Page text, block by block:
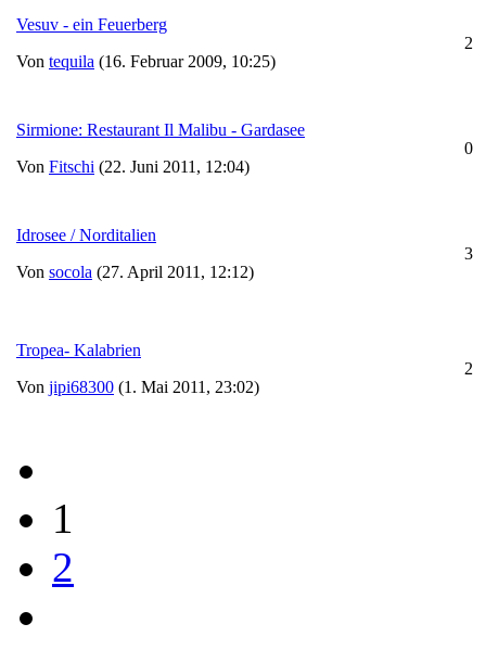
Vesuv - ein Feuerberg
Von tequila (16. Februar 2009, 10:25)
2
Sirmione: Restaurant Il Malibu - Gardasee
Von Fitschi (22. Juni 2011, 12:04)
0
Idrosee / Norditalien
Von socola (27. April 2011, 12:12)
3
Tropea- Kalabrien
Von jipi68300 (1. Mai 2011, 23:02)
2
1
2